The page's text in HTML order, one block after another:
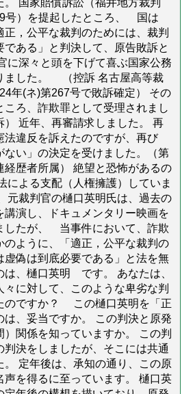
。 国家賠償訴訟（福井地方裁判
号）を提起したところ、 国は
正，公平な裁判のためには、裁判
である」と判決して、原告敗訴と
深々と頭を下げて喜ぶ国家公務
ました。 （控訴 名古屋高等裁
年(ネ)第267号で敗訴確定） その
ころ、詐欺罪として受理されまし
） 近年、再審請求しました。 再
法違反を訴えたのですが、再び
ない」の決定を受けました。（第
経歴者所属） 絶望と恐怖があるの
による支配（人権擁護）していま
裁判官の樋口英明氏は、過去の
講演し、ドキュメンタリー映画を
したが、 当事件において、詐欺
のように、「適正，公平な裁判の
虚偽は到底必要である」と法を無
は、樋口英明 です。 あなたは、
に対して、このような卑劣な判
のですか？ この樋口英明を「正
は、妥当ですか。 この判決と原発
関係を知っていますか。 この判
判決をしましたが、そこには共通
。 定年後は、承知の通り、この原
声を得るに至っています。 樋口英